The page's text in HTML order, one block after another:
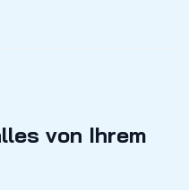
von Ihrem